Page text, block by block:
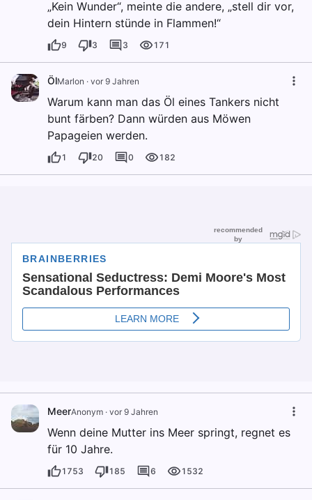
„Kein Wunder“, meinte die andere, „stell dir vor,
dein Hintern stünde in Flammen!“
9 3 3 171
ÖlMarlon · vor 9 Jahren
Warum kann man das Öl eines Tankers nicht
bunt färben? Dann würden aus Möwen
Papageien werden.
1 20 0 182
MeerAnonym · vor 9 Jahren
Wenn deine Mutter ins Meer springt, regnet es
für 10 Jahre.
1753 185 6 1532